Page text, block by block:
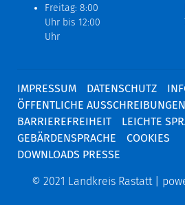
Freitag: 8:00
Uhr bis 12:00
Uhr
IMPRESSUM DATENSCHUTZ
ÖFFENTLICHE AUSSCHREIBUNGEN
BARRIEREFREIHEIT
LEICHTE
GEBÄRDENSPRACHE
COOKIES
DOWNLOADS PRESSE
© 2021 Landkreis Rastatt |